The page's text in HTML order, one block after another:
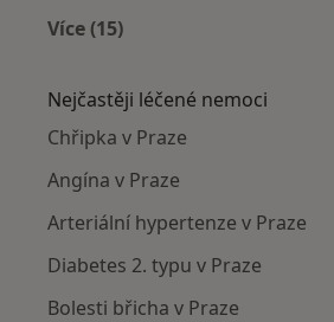
Více (15)
Nejčastěji léčené nemoci
Chřipka v Praze
Angína v Praze
Arteriální hypertenze v Praze
Diabetes 2. typu v Praze
Bolesti břicha v Praze